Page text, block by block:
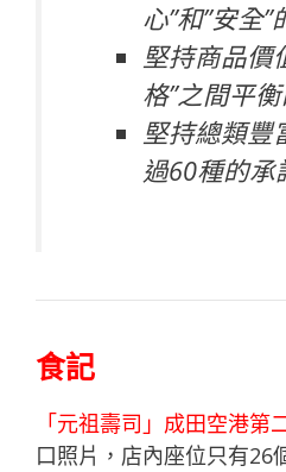
心”和”安全”
堅持商品價
格”之間平
堅持總類豐
過60種的承
食記
「元祖壽司」成田空港第
口照片，店內座位只有26